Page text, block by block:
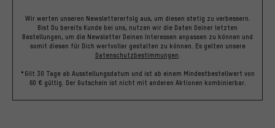
Wir werten unseren Newslettererfolg aus, um diesen stetig zu verbessern.
Bist Du bereits Kunde bei uns, nutzen wir die Daten Deiner letzten
Bestellungen, um die Newsletter Deinen Interessen anpassen zu können und
somit diesen für Dich wertvoller gestalten zu können. Es gelten unsere
Datenschutzbestimmungen
*Gilt 30 Tage ab Ausstellungsdatum und ist ab einem Mindestbestellwert von
60 € gültig. Der Gutschein ist nicht mit anderen Aktionen kombinierbar.